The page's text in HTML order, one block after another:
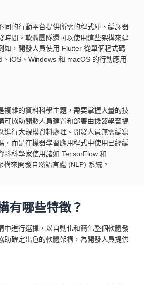
同的行動平台提供所需的程式庫、編譯器
時間。軟體團隊還可以使用這些架構來建
如，開發人員使用 Flutter 從單個程式碼
iOS、Windows 和 macOS 的行動應用
複雜的資料科學主題，需要掌握大量的技
可協助開發人員建置和部署由機器學習提
進行大規模資料處理。開發人員無需編寫
，而是在機器學習應用程式中使用已經編
料科學家使用諸如 TensorFlow 和
構來開發自然語言處 (NLP) 系統。
有哪些特徵？
中進行選擇，以自動化和簡化整個軟體發
助確定出色的軟體架構，為開發人員提供